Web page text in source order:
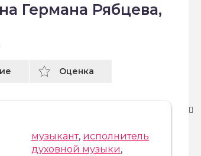
Германа Рябцева,
Оценка
музыкант, исполнитель
духовной музыки,